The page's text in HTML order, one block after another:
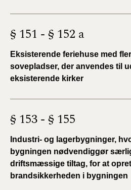
§ 151 - § 152 a
Eksisterende feriehuse med
sovepladser, der anvendes til
eksisterende kirker
§ 153 - § 155
Industri- og lagerbygninger,
bygningen nødvendiggør
driftsmæssige tiltag, for at
brandsikkerheden i bygningen